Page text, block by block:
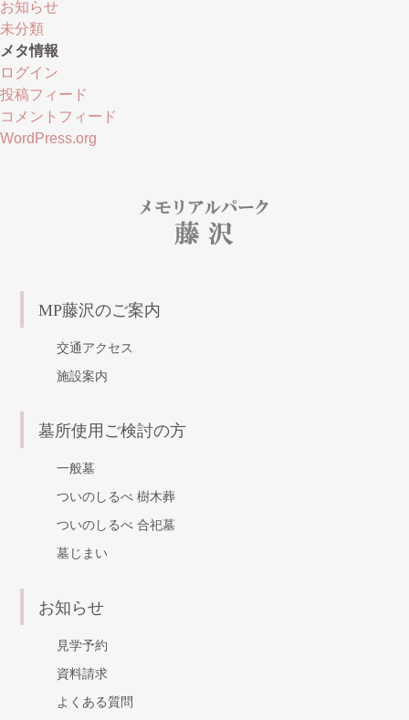
お知らせ
未分類
メタ情報
ログイン
投稿フィード
コメントフィード
WordPress.org
MP藤沢のご案内
交通アクセス
施設案内
墓所使用ご検討の方
一般墓
ついのしるべ 樹木葬
ついのしるべ 合祀墓
墓じまい
お知らせ
見学予約
資料請求
よくある質問